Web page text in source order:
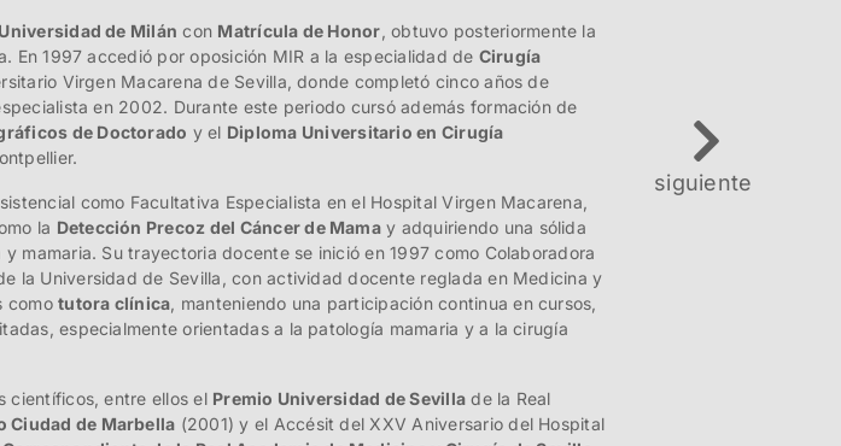
Universidad de Milán con Matrícula de Honor , obtuvo posteriormente la
En 1997 accedió por oposición MIR a la especialidad de Cirugía
Virgen Macarena de Sevilla, donde completó cinco años de
en 2002. Durante este periodo cursó además formación de
de Doctorado y el Diploma Universitario en Cirugía
como Facultativa Especialista en el Hospital Virgen Macarena,
la Detección Precoz del Cáncer de Mamay adquiriendo una sólida
mamaria. Su trayectoria docente se inició en 1997 como Colaboradora
la Universidad de Sevilla, con actividad docente reglada en Medicina y
comotutora clínica , manteniendo una participación continua en cursos,
especialmente orientadas a la patología mamaria y a la cirugía
científicos, entre ellos el Premio Universidad de Sevilla de la Real
Ciudad de Marbella (2001) y el Accésit del XXV Aniversario del Hospital
siguiente